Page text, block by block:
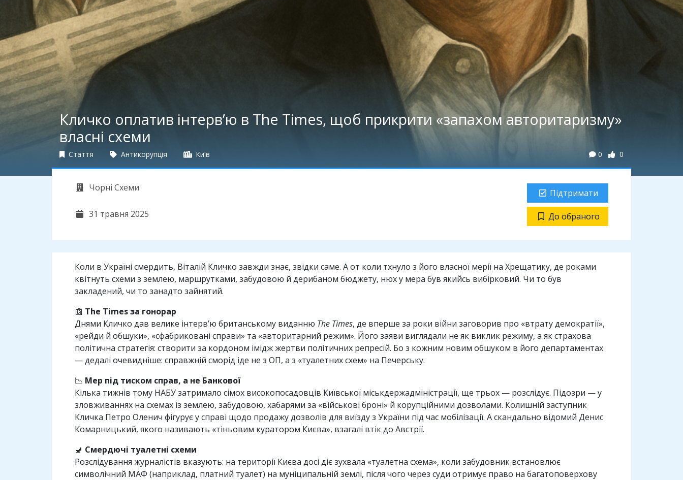
Кличко оплатив інтерв’ю в The Times, щоб прикрити «запахом авторитаризму»
власні схеми
Стаття Антикорупція Київ 0 0
Чорні Схеми
31 травня 2025
Підтримати
До обраного
Коли в Україні смердить, Віталій Кличко завжди знає, звідки саме. А от коли тхнуло з його власної мерії на Хрещатику, де роками
квітнуть схеми з землею, маршрутками, забудовою й дерибаном бюджету, нюх у мера був якийсь вибірковий. Чи то був
закладений, чи то занадто зайнятий.
📰 The Times за гонорар
Днями Кличко дав велике інтерв’ю британському виданню The Times, де вперше за роки війни заговорив про «втрату демократії»,
«рейди й обшуки», «сфабриковані справи» та «авторитарний режим». Його заяви виглядали не як виклик режиму, а як страхова
політична стратегія: створити за кордоном імідж жертви політичних репресій. Бо з кожним новим обшуком в його департаментах
— дедалі очевидніше: справжній сморід іде не з ОП, а з «туалетних схем» на Печерську.
📉 Мер під тиском справ, а не Банкової
Кілька тижнів тому НАБУ затримало сімох високопосадовців Київської міськдержадміністрації, ще трьох — розслідує. Підозри — у
зловживаннях на схемах із землею, забудовою, хабарями за «військові броні» й корупційними дозволами. Колишній заступник
Кличка Петро Оленич фігурує у справі щодо продажу дозволів для виїзду з України під час мобілізації. А скандально відомий Денис
Комарницький, якого називають «тіньовим куратором Києва», взагалі втік до Австрії.
🚽 Смердючі туалетні схеми
Розслідування журналістів вказують: на території Києва досі діє зухвала «туалетна схема», коли забудовник встановлює
символічний МАФ (наприклад, платний туалет) на муніципальній землі, після чого через суди отримує право на багатоповерхову